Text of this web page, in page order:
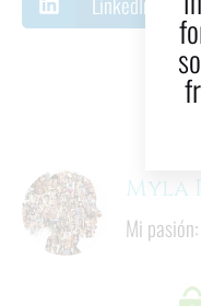
Myla
Mi
force et vitalité
sont limitées,
frais de